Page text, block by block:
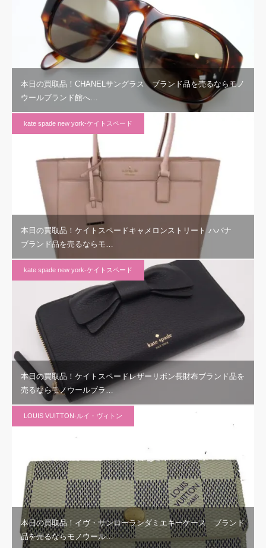
本日の買取品！CHANELサングラス ブランド品を売るならモノ
ウールブランド館へ…
kate spade new york-ケイトスペード
本日の買取品！ケイトスペードキャメロンストリート ハバナ
ブランド品を売るならモ…
kate spade new york-ケイトスペード
本日の買取品！ケイトスペードレザーリボン長財布ブランド品を
売るならモノウールブラ…
LOUIS VUITTON-ルイ・ヴィトン
本日の買取品！イヴ・サンローランダミエキーケース ブランド
品を売るならモノウール…